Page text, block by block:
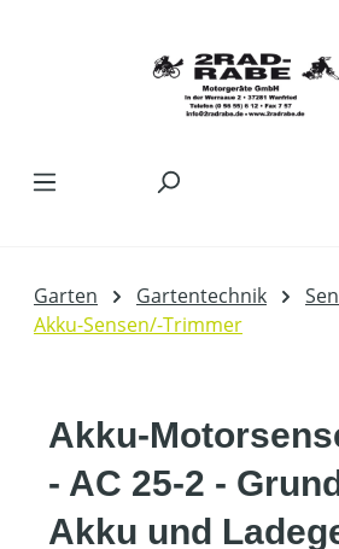
Garten Gartentechnik
Akku-Sensen/-Trimmer
Akku-
- AC 25-2 -
Akku und